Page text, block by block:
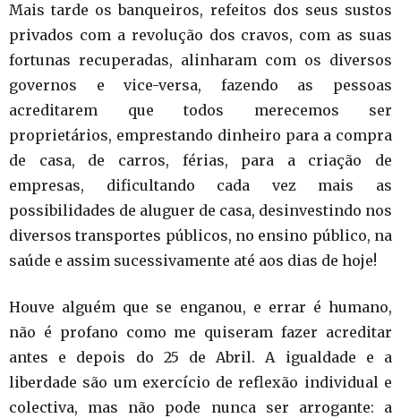
Mais tarde os banqueiros, refeitos dos seus sustos
privados com a revolução dos cravos, com as suas
fortunas recuperadas, alinharam com os diversos
governos e vice-versa, fazendo as pessoas
acreditarem que todos merecemos ser
proprietários, emprestando dinheiro para a compra
de casa, de carros, férias, para a criação de
empresas, dificultando cada vez mais as
possibilidades de aluguer de casa, desinvestindo nos
diversos transportes públicos, no ensino público, na
saúde e assim sucessivamente até aos dias de hoje!
Houve alguém que se enganou, e errar é humano,
não é profano como me quiseram fazer acreditar
antes e depois do 25 de Abril. A igualdade e a
liberdade são um exercício de reflexão individual e
colectiva, mas não pode nunca ser arrogante: a